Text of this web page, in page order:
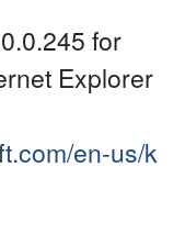
for
Explorer
en-us/k